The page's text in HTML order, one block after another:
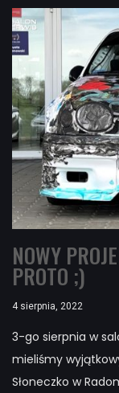
NOWY
PROTO ;)
4 sierpnia, 2022
3-go sierpnia w
mieliśmy
Słoneczko w